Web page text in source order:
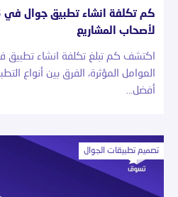
لأصحاب المشاريع
العوامل المؤثرة، الفرق بين أنواع
أفضل…
تصميم تطبيقات الجوال